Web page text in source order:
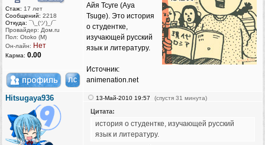
Стаж: 17 лет
Сообщений: 2218
Откуда: ¯\_(ツ)_/¯
Провайдер: Дом.ru
Пол: Otoko (M)
Он-лайн: Нет
Карма: 0.00
Айя Тсуге (Aya
Tsuge). Это история
о студентке,
изучающей русский
язык и литературу.
Источник:
animenation.net
Hitsugaya936 13-Май-2010 19:57 (спустя 31 минута)
Цитата:
история о студентке, изучающей русский
язык и литературу.